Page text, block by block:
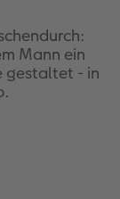
Mann ein
gestaltet - in